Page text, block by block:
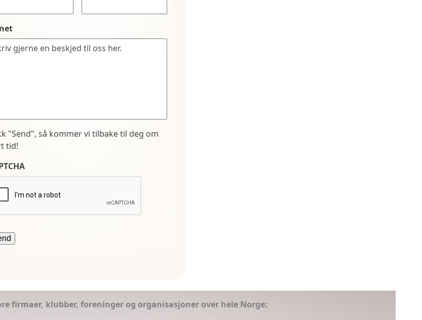
"Send", så kommer vi tilbake til deg om
tid!
firmaer, klubber, foreninger og organisasjoner over hele Norge: